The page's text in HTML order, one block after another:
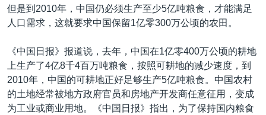
美国之音专访
重要讲话与声明
台海两岸关系
南中国海争端
关注西藏
其他语言网站
但是到2010年，中国仍必须生产至少5亿吨粮食，才能满足
人口需求，这就要求中国保留1亿零300万公顷的农田。
《中国日报》报道说，去年，中国在1亿零400万公顷的耕地
上生产了4亿8千4百万吨粮食，按照可耕地的减少速度，到
2010年，中国的可耕地正好足够生产5亿吨粮食。中国农村
的土地经常被地方政府官员和房地产开发商任意征用，变成
为工业或商业用地。《中国日报》指出，为了保持国内粮食